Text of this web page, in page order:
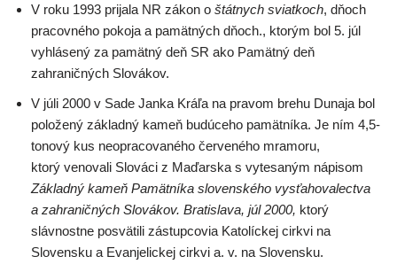
V roku 1993 prijala NR zákon o štátnych sviatkoch, dňoch
pracovného pokoja a pamätných dňoch., ktorým bol 5. júl
vyhlásený za pamätný deň SR ako Pamätný deň
zahraničných Slovákov.
V júli 2000 v Sade Janka Kráľa na pravom brehu Dunaja bol
položený základný kameň budúceho pamätníka. Je ním 4,5-
tonový kus neopracovaného červeného mramoru,
ktorý venovali Slováci z Maďarska s vytesaným nápisom
Základný kameň Pamätníka slovenského vysťahovalectva
a zahraničných Slovákov. Bratislava, júl 2000, ktorý
slávnostne posvätili zástupcovia Katolíckej cirkvi na
Slovensku a Evanjelickej cirkvi a. v. na Slovensku.